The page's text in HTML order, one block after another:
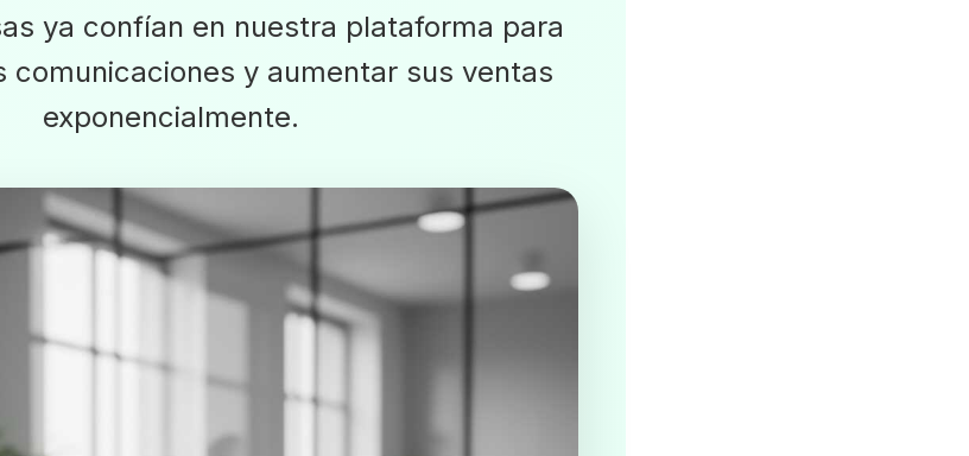
ya confían en nuestra plataforma para
comunicaciones y aumentar sus ventas
exponencialmente.